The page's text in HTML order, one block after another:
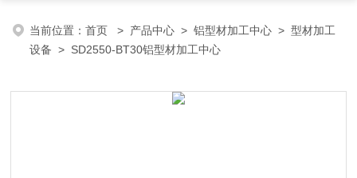
当前位置：首页 > 产品中心 >铝型材加工中心 >型材加工
设备 > SD2550-BT30铝型材加工中心